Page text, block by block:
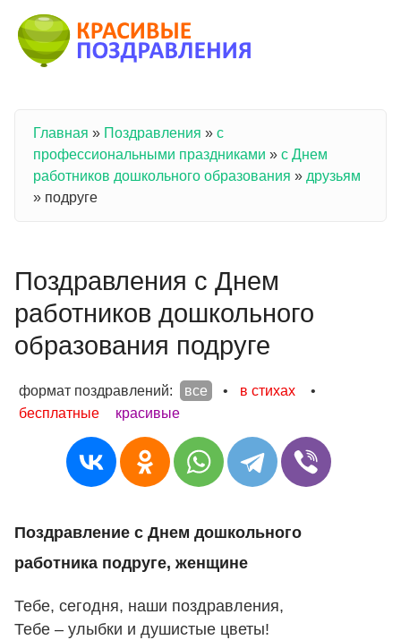
Вы здесь
Главная » Поздравления » с
профессиональными праздниками » с Днем
работников дошкольного образования » друзьям
» подруге
Поздравления с Днем
работников дошкольного
образования подруге
формат поздравлений: все • в стихах
•
бесплатные
красивые
Поздравление с Днем дошкольного
работника подруге, женщине
Тебе, сегодня, наши поздравления,
Тебе – улыбки и душистые цветы!